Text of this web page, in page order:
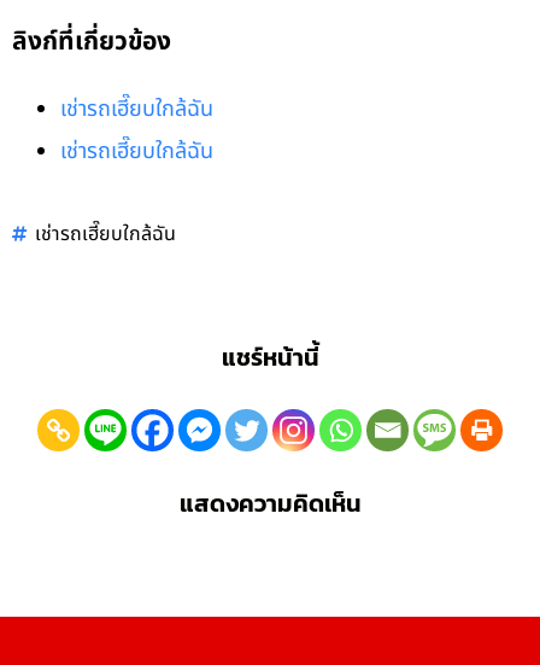
ลิงก์ที่เกี่ยวข้อง
เช่ารถเฮี๊ยบใกล้ฉัน
เช่ารถเฮี๊ยบใกล้ฉัน
เช่ารถเฮี๊ยบใกล้ฉัน
แชร์หน้านี้
แสดงความคิดเห็น